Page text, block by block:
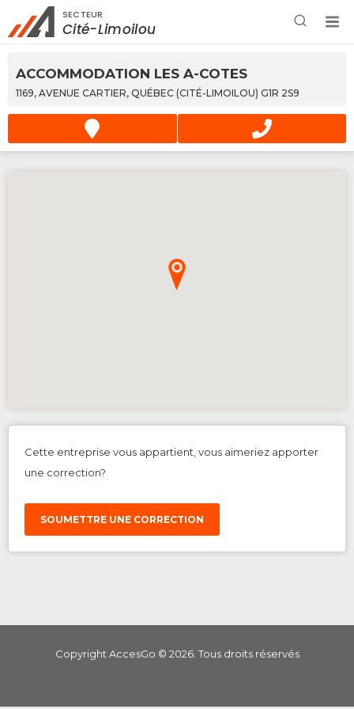
Rechercher à proximité - Entreprise / Rabais /
Services
SECTEUR
Cité-Limoilou
ACCOMMODATION LES A-COTES
1169, AVENUE CARTIER, QUÉBEC (CITÉ-LIMOILOU) G1R 2S9
Cette entreprise vous appartient, vous aimeriez apporter
une correction?
SOUMETTRE UNE CORRECTION
Copyright AccesGo © 2026. Tous droits réservés